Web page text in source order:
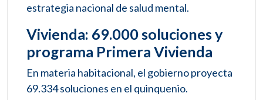
estrategia nacional de salud mental.
Vivienda: 69.000 soluciones y
programa Primera Vivienda
En materia habitacional, el gobierno proyecta
69.334 soluciones en el quinquenio.